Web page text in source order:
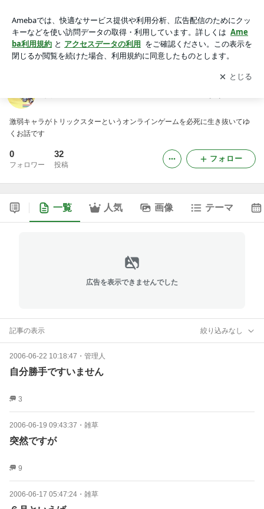
アプリをダウンロードして ブログの更新通知
を受け取りまし
ょう。
開く
激弱キャラがトリックスターというオンラインゲームを必死に生き抜いてゆ
くお話です
0
フォロワー
32
投稿
フォロー
一覧 人気 画像 テーマ
広告を表示できませんでした
記事の表示 絞り込みなし
2006-06-22 10:18:47 ・ 管理人
自分勝手ですいません
3
2006-06-19 09:43:37 ・ 雑草
突然ですが
9
2006-06-17 05:47:24 ・ 雑草